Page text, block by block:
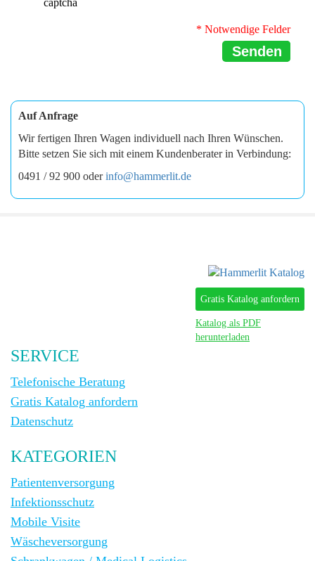
* Notwendige Felder
Senden
Auf Anfrage
Wir fertigen Ihren Wagen individuell nach Ihren Wünschen.
Bitte setzen Sie sich mit einem Kundenberater in Verbindung:
0491 / 92 900 oderinfo@hammerlit.de
Gratis Katalog anfordern
Katalog als PDF
herunterladen
SERVICE
Telefonische Beratung
Gratis Katalog anfordern
Datenschutz
KATEGORIEN
Patientenversorgung
Infektionsschutz
Mobile Visite
Wäscheversorgung